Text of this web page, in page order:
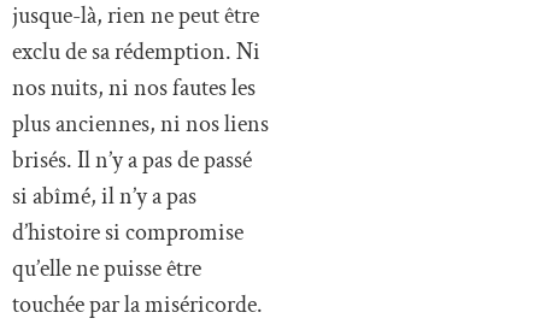
jusque-là, rien ne peut être
exclu de sa rédemption. Ni
nos nuits, ni nos fautes les
plus anciennes, ni nos liens
brisés. Il n’y a pas de passé
si abîmé, il n’y a pas
d’histoire si compromise
qu’elle ne puisse être
touchée par la miséricorde.